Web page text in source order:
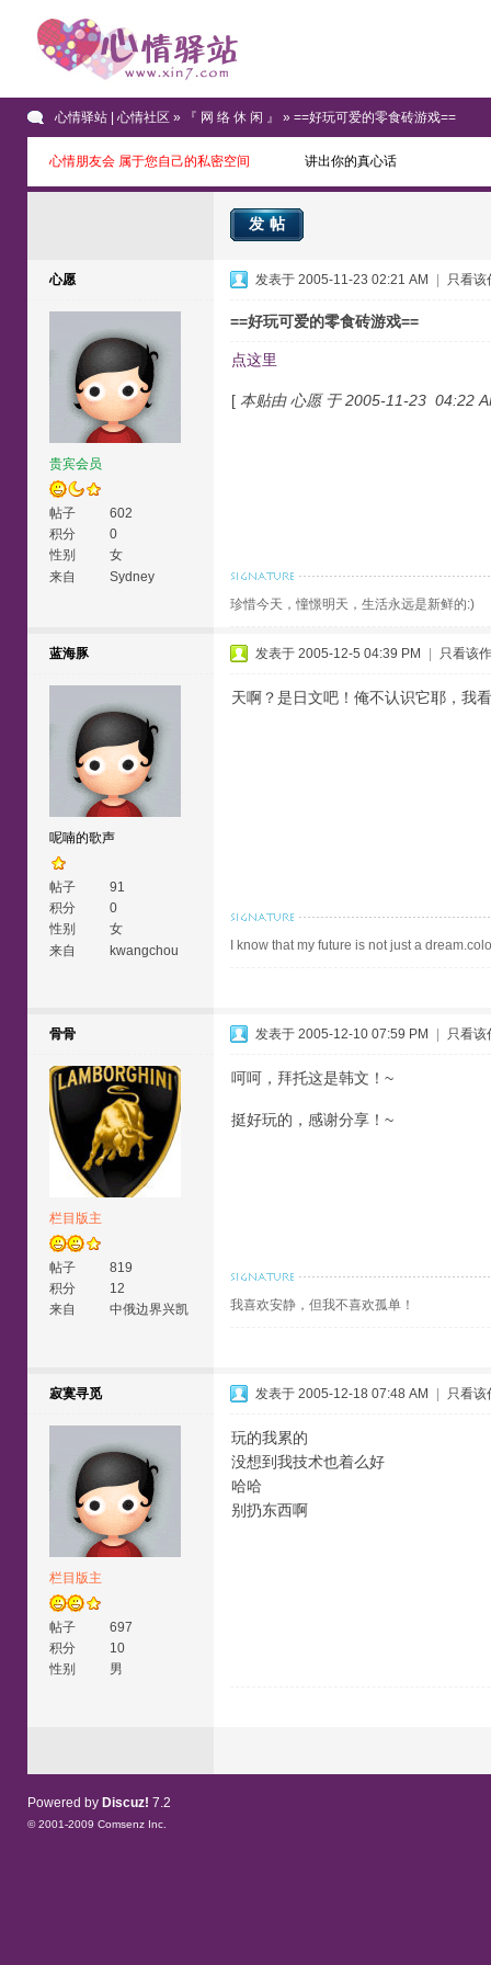
心情驿站 | 心情社区 » 『 网 络 休 闲 』 » ==好玩可爱的零食砖游戏==
心情朋友会 属于您自己的私密空间 讲出你的真心话
发帖
心愿
贵宾会员
帖子
602
积分
0
性别
女
来自
Sydney
发表于 2005-11-23 02:21 AM 只看该
==好玩可爱的零食砖游戏==
点这里
[本贴由 心愿 于 2005-11-23 04:22
珍惜今天，憧憬明天，生活永远是新鲜的:)
蓝海豚
呢喃的歌声
帖子
91
积分
0
性别
女
来自
kwangchou
发表于 2005-12-5 04:39 PM 只看该
天啊？是日文吧！俺不认识它耶，我
I know that my future is not just a
骨骨
栏目版主
帖子
819
积分
12
来自
中俄边界兴凯
发表于 2005-12-10 07:59 PM 只看该
呵呵，拜托这是韩文！~
挺好玩的，感谢分享！~
我喜欢安静，但我不喜欢孤单！
寂寞寻觅
栏目版主
帖子
697
积分
10
性别
男
发表于 2005-12-18 07:48 AM 只看该
玩的我累的
没想到我技术也着么好
哈哈
别扔东西啊
Powered by Discuz! 7.2
© 2001-2009 Comsenz Inc.